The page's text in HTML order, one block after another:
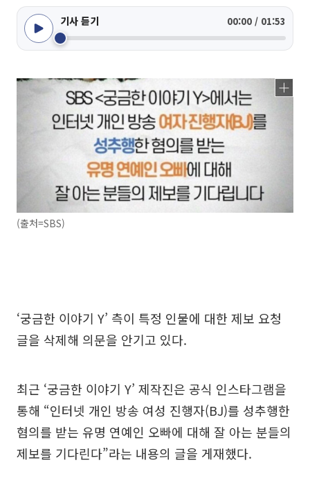
기사 듣기 00:00 / 01:53
(출처=SBS)
‘궁금한 이야기 Y’ 측이 특정 인물에 대한 제보 요청
글을 삭제해 의문을 안기고 있다.
최근 ‘궁금한 이야기 Y’ 제작진은 공식 인스타그램을
통해 “인터넷 개인 방송 여성 진행자(BJ)를 성추행한
혐의를 받는 유명 연예인 오빠에 대해 잘 아는 분들의
제보를 기다린다”라는 내용의 글을 게재했다.